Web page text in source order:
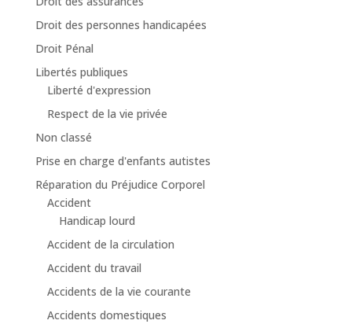
Droit des personnes handicapées
Droit Pénal
Libertés publiques
Liberté d'expression
Respect de la vie privée
Non classé
Prise en charge d'enfants autistes
Réparation du Préjudice Corporel
Accident
Handicap lourd
Accident de la circulation
Accident du travail
Accidents de la vie courante
Accidents domestiques